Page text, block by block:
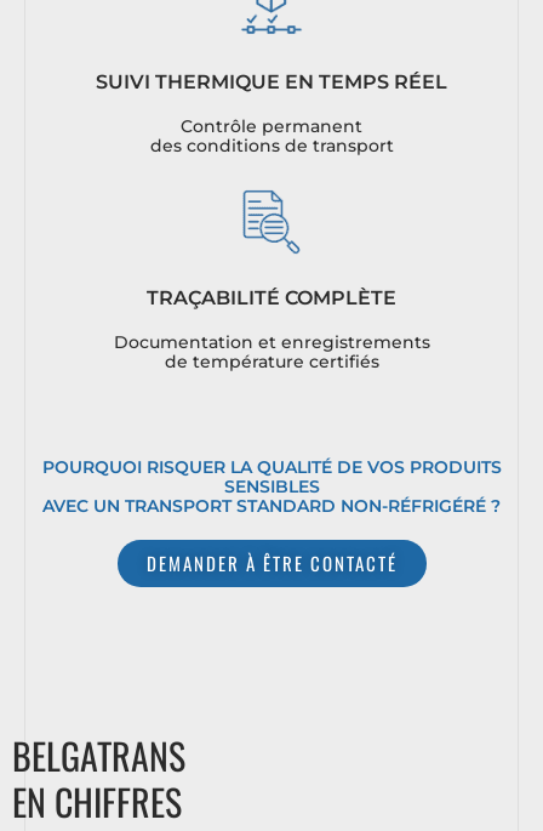
SUIVI THERMIQUE EN TEMPS RÉEL
Contrôle permanent
des conditions de transport
TRAÇABILITÉ COMPLÈTE
Documentation et enregistrements
de température certifiés
POURQUOI RISQUER LA QUALITÉ DE VOS PRODUITS
SENSIBLES
AVEC UN TRANSPORT STANDARD NON-RÉFRIGÉRÉ ?
DEMANDER À ÊTRE CONTACTÉ
BELGATRANS
EN CHIFFRES